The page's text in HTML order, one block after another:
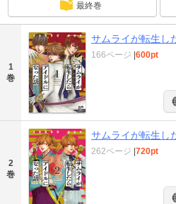
最終巻
1
巻
サムライが転生し
166ページ 600pt
2
巻
サムライが転生し
262ページ 720pt